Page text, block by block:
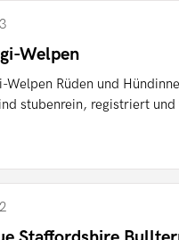
Welpen
Welpen Rüden und
stubenrein, registriert